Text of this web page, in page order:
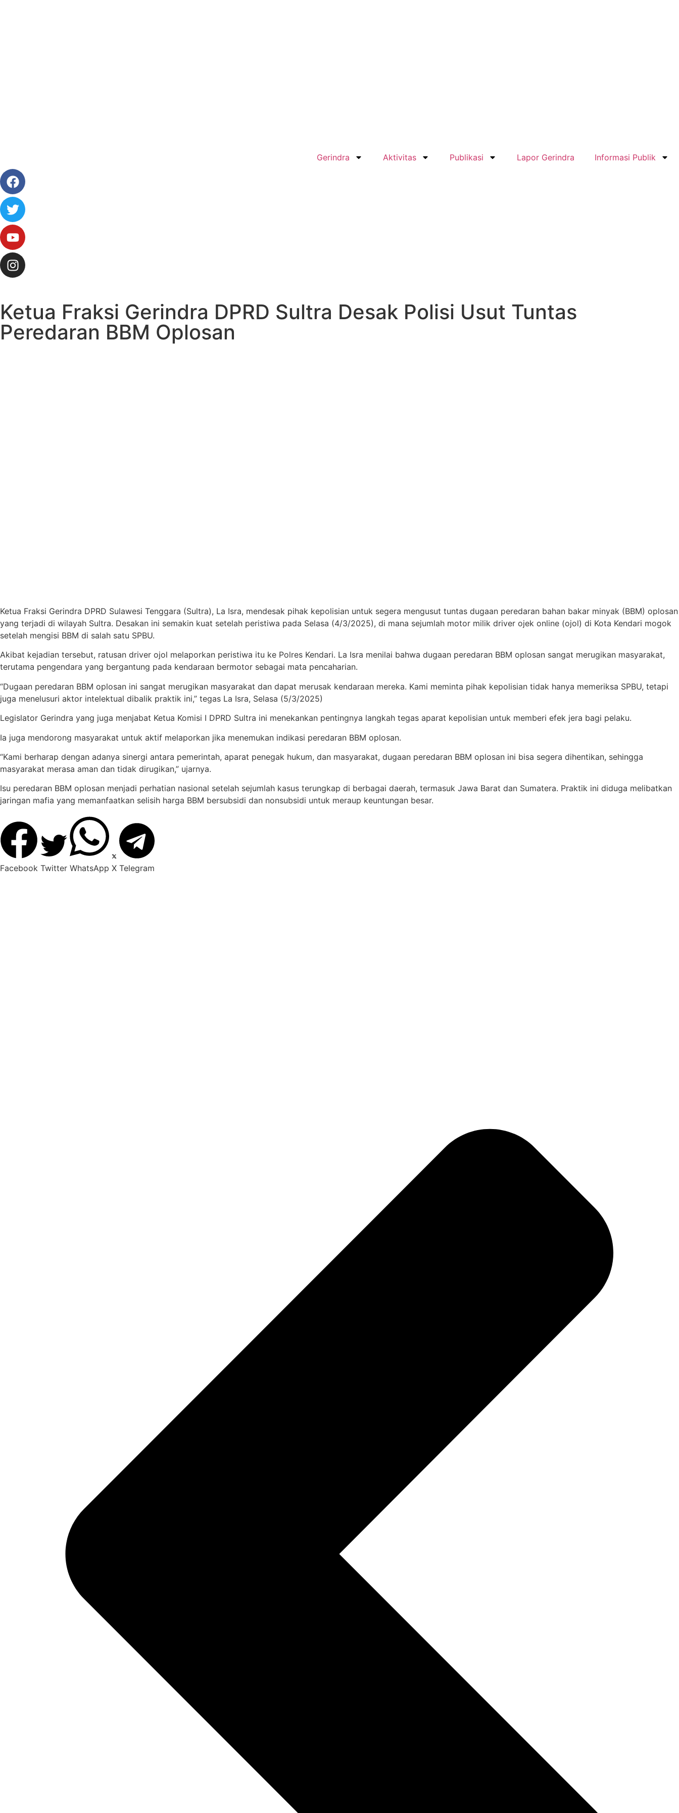
Gerindra Aktivitas Publikasi Lapor Gerindra Informasi Publik
Ketua Fraksi Gerindra DPRD Sultra Desak Polisi Usut Tuntas
Peredaran BBM Oplosan
Ketua Fraksi Gerindra DPRD Sulawesi Tenggara (Sultra), La Isra, mendesak pihak kepolisian untuk segera mengusut tuntas dugaan peredaran bahan bakar minyak (BBM) oplosan
yang terjadi di wilayah Sultra. Desakan ini semakin kuat setelah peristiwa pada Selasa (4/3/2025), di mana sejumlah motor milik driver ojek online (ojol) di Kota Kendari mogok
setelah mengisi BBM di salah satu SPBU.
Akibat kejadian tersebut, ratusan driver ojol melaporkan peristiwa itu ke Polres Kendari. La Isra menilai bahwa dugaan peredaran BBM oplosan sangat merugikan masyarakat,
terutama pengendara yang bergantung pada kendaraan bermotor sebagai mata pencaharian.
“Dugaan peredaran BBM oplosan ini sangat merugikan masyarakat dan dapat merusak kendaraan mereka. Kami meminta pihak kepolisian tidak hanya memeriksa SPBU, tetapi
juga menelusuri aktor intelektual dibalik praktik ini,” tegas La Isra, Selasa (5/3/2025)
Legislator Gerindra yang juga menjabat Ketua Komisi I DPRD Sultra ini menekankan pentingnya langkah tegas aparat kepolisian untuk memberi efek jera bagi pelaku.
Ia juga mendorong masyarakat untuk aktif melaporkan jika menemukan indikasi peredaran BBM oplosan.
“Kami berharap dengan adanya sinergi antara pemerintah, aparat penegak hukum, dan masyarakat, dugaan peredaran BBM oplosan ini bisa segera dihentikan, sehingga
masyarakat merasa aman dan tidak dirugikan,” ujarnya.
Isu peredaran BBM oplosan menjadi perhatian nasional setelah sejumlah kasus terungkap di berbagai daerah, termasuk Jawa Barat dan Sumatera. Praktik ini diduga melibatkan
jaringan mafia yang memanfaatkan selisih harga BBM bersubsidi dan nonsubsidi untuk meraup keuntungan besar.
Facebook Twitter WhatsApp X Telegram